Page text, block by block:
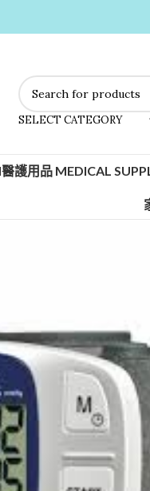
SELECT CATEGORY
醫護用品 MEDICAL